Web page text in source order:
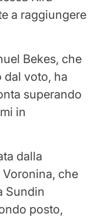
a raggiungere
Bekes, che
dal voto, ha
superando
in
dalla
Voronina, che
Sundin
posto,